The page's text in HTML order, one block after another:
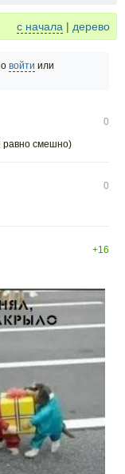
с начала | дерево
войти или
0
равно смешно)
0
+16